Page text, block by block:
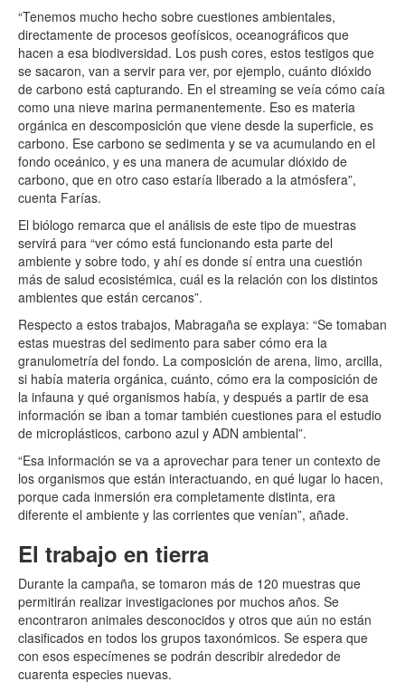
“Tenemos mucho hecho sobre cuestiones ambientales,
directamente de procesos geofísicos, oceanográficos que
hacen a esa biodiversidad. Los push cores, estos testigos que
se sacaron, van a servir para ver, por ejemplo, cuánto dióxido
de carbono está capturando. En el streaming se veía cómo caía
como una nieve marina permanentemente. Eso es materia
orgánica en descomposición que viene desde la superficie, es
carbono. Ese carbono se sedimenta y se va acumulando en el
fondo oceánico, y es una manera de acumular dióxido de
carbono, que en otro caso estaría liberado a la atmósfera”,
cuenta Farías.
El biólogo remarca que el análisis de este tipo de muestras
servirá para “ver cómo está funcionando esta parte del
ambiente y sobre todo, y ahí es donde sí entra una cuestión
más de salud ecosistémica, cuál es la relación con los distintos
ambientes que están cercanos”.
Respecto a estos trabajos, Mabragaña se explaya: “Se tomaban
estas muestras del sedimento para saber cómo era la
granulometría del fondo. La composición de arena, limo, arcilla,
si había materia orgánica, cuánto, cómo era la composición de
la infauna y qué organismos había, y después a partir de esa
información se iban a tomar también cuestiones para el estudio
de microplásticos, carbono azul y ADN ambiental”.
“Esa información se va a aprovechar para tener un contexto de
los organismos que están interactuando, en qué lugar lo hacen,
porque cada inmersión era completamente distinta, era
diferente el ambiente y las corrientes que venían”, añade.
El trabajo en tierra
Durante la campaña, se tomaron más de 120 muestras que
permitirán realizar investigaciones por muchos años. Se
encontraron animales desconocidos y otros que aún no están
clasificados en todos los grupos taxonómicos. Se espera que
con esos especímenes se podrán describir alrededor de
cuarenta especies nuevas.